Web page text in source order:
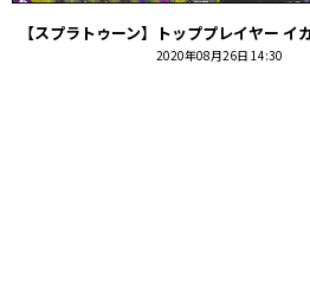
【スプラトゥーン】トッププレイヤー イ
2020年08月26日 14:30